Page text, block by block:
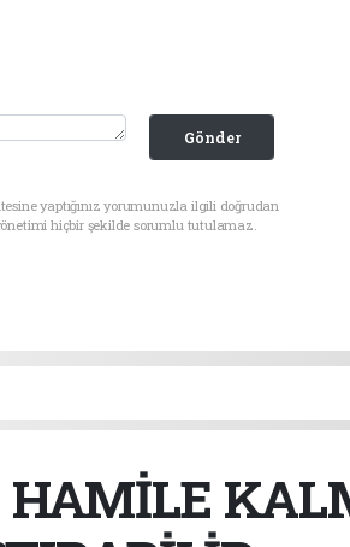
Gönder
yaptığınız yorumunuzla ilgili doğrudan
hiçbir şekilde sorumlu tutulamaz.
HAMİLE